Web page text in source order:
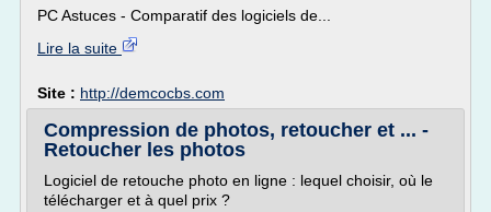
PC Astuces - Comparatif des logiciels de...
Lire la suite
Site : http://demcocbs.com
Compression de photos, retoucher et ... -
Retoucher les photos
Logiciel de retouche photo en ligne : lequel choisir, où le
télécharger et à quel prix ?